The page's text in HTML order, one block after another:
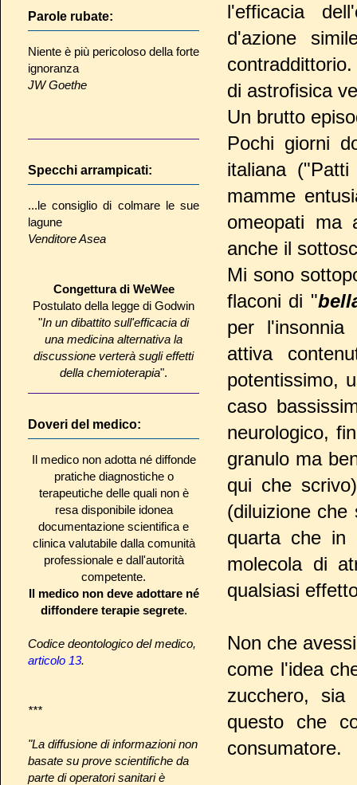
l'efficacia
d'azione
di astrofisica
Un brutto
Pochi giorni
italiana
mamme
omeopati ma
anche il
Mi sono
flaconi di "
per l'insonnia
attiva
potentissimo,
caso
neurologico,
granulo ma
qui che
(diluizione che
quarta che in
molecola di
qualsiasi
Non che
come l'idea
zucchero,
questo che
consumatore.
Parole rubate:
Niente è più pericoloso della forte
ignoranza
JW Goethe
Specchi arrampicati:
...le consiglio di colmare le sue
lagune
Venditore Asea
Congettura di WeWee
Postulato della legge di Godwin
"In un dibattito sull'efficacia di
una medicina alternativa la
discussione verterà sugli effetti
della chemioterapia".
Doveri del medico:
Il medico non adotta né diffonde
pratiche diagnostiche o
terapeutiche delle quali non è
resa disponibile idonea
documentazione scientifica e
clinica valutabile dalla comunità
professionale e dall'autorità
competente.
Il medico non deve adottare né
diffondere terapie segrete.
Codice deontologico del medico,
articolo 13.
***
"La diffusione di informazioni non
basate su prove scientifiche da
parte di operatori sanitari è